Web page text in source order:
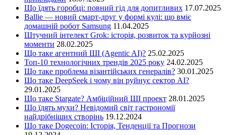
Що їдять горобці: повний гід для допитливих 17.07.2025
Ballie — новий смарт-друг у формі кулі: що вміє
домашній робот Samsung 11.04.2025
Штучний інтелект Grok: історія, розвиток та курйозні
моменти 28.02.2025
Що таке агентний ШІ (Agentic AI)? 25.02.2025
Топ-10 технологічних трендів 2025 року 24.02.2025
Що таке проблема візантійських генералів? 30.01.2025
Що таке DeepSeek і чому він руйнує сектор АІ?
29.01.2025
Що таке Stargate? Амбіційний ШІ проект 28.01.2025
Що їдять мухи? Невідомий світ гастрономії
найдрібніших створінь 19.12.2024
Що таке Dogecoin: Історія, Тенденції та Прогнози